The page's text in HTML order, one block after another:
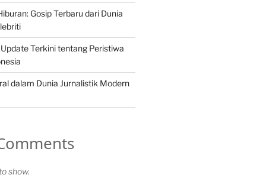
Gosip Terbaru dari Dunia
Terkini tentang Peristiwa
dalam Dunia Jurnalistik Modern
show.